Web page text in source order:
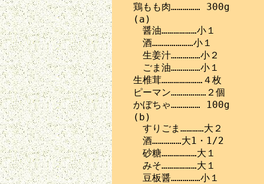
鶏もも肉…………… 300g
(a)
醤油………………小１
酒…………………小１
生姜汁……………小２
ごま油……………小１
生椎茸…………………４枚
ピーマン………………２個
かぼちゃ…………… 100g
(b)
すりごま…………大２
酒……………大1・1/2
砂糖………………大１
みそ………………大１
豆板醤……………小１